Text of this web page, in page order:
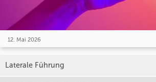
12. Mai 2026
Laterale Führung